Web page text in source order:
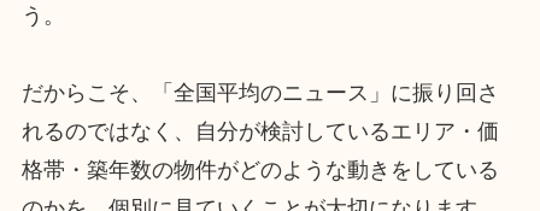
う。
だからこそ、「全国平均のニュース」に振り回さ
れるのではなく、自分が検討しているエリア・価
格帯・築年数の物件がどのような動きをしている